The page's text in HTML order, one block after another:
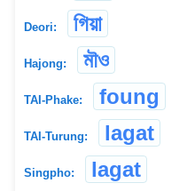
Deori: গিয়া
Hajong: মৗও
TAI-Phake: foung
TAI-Turung: lagat
Singpho: lagat